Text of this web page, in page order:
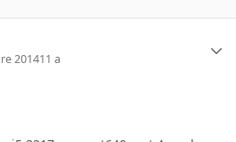
201411 a